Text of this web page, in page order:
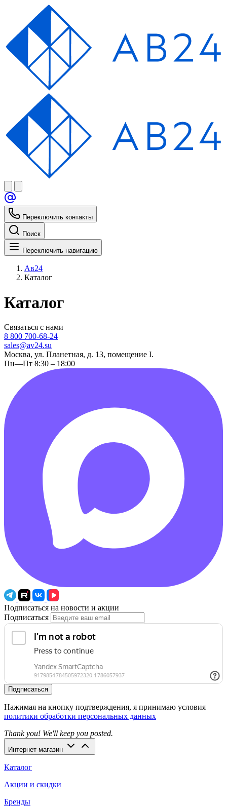
Переключить контакты
Поиск
Переключить навигацию
Ав24
Каталог
Каталог
Связаться с нами
8 800 700-68-24
sales@av24.su
Москва, ул. Планетная, д. 13, помещение I.
Пн—Пт 8:30 – 18:00
Подписаться на новости и акции
Подписаться
Подписаться
Нажимая на кнопку подтверждения, я принимаю условия
политики обработки персональных данных
Thank you! We'll keep you posted.
Интернет-магазин
Каталог
Акции и скидки
Бренды